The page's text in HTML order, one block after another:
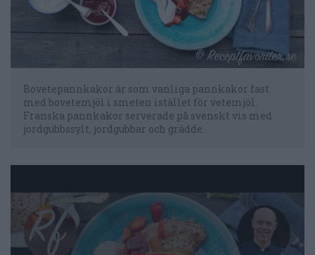
Bovetepannkakor är som vanliga pannkakor fast
med bovetemjöl i smeten istället för vetemjöl.
Franska pannkakor serverade på svenskt vis med
jordgubbssylt, jordgubbar och grädde.